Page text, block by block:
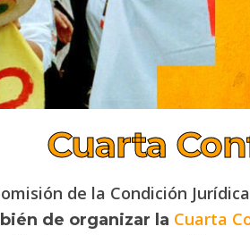
Cuarta
de la Condición
de organizar la Cuarta